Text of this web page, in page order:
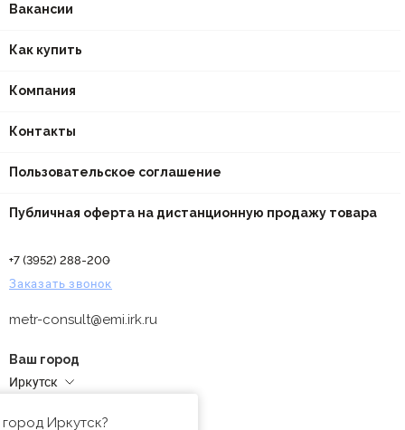
Вакансии
Как купить
Компания
Контакты
Пользовательское соглашение
Публичная оферта на дистанционную продажу товара
+7 (3952) 288-200
Заказать звонок
metr-consult@emi.irk.ru
Ваш город
Иркутск
Иркутск?